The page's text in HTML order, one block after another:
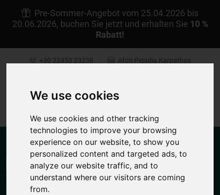
Pre-Sommer-Angebot vom 25.04.2026 bis
20.06.2026, buchen Sie jetzt und erhalten Sie 10 %
Rabatt!
+30 22450 23238 Afoti Pigadia Karpathos
We use cookies
We use cookies and other tracking
technologies to improve your browsing
experience on our website, to show you
personalized content and targeted ads, to
analyze our website traffic, and to
understand where our visitors are coming
from.